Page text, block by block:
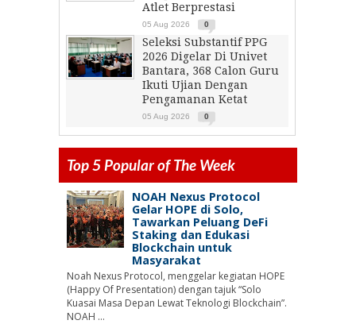
Atlet Berprestasi
05 Aug 2026 0
Seleksi Substantif PPG
2026 Digelar Di Univet
Bantara, 368 Calon Guru
Ikuti Ujian Dengan
Pengamanan Ketat
05 Aug 2026 0
Top 5 Popular of The Week
NOAH Nexus Protocol
Gelar HOPE di Solo,
Tawarkan Peluang DeFi
Staking dan Edukasi
Blockchain untuk
Masyarakat
Noah Nexus Protocol, menggelar kegiatan HOPE
(Happy Of Presentation) dengan tajuk “Solo
Kuasai Masa Depan Lewat Teknologi Blockchain”.
NOAH ...